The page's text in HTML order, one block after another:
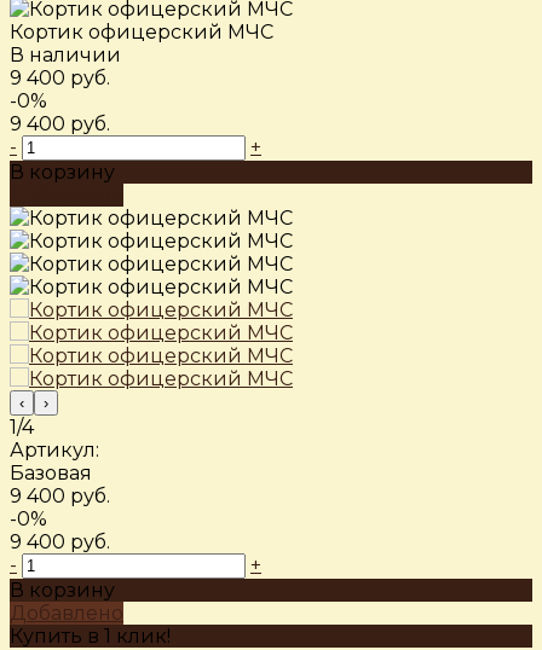
Кортик офицерский МЧС
В наличии
9 400 руб.
-0%
9 400 руб.
-
+
В корзину
‹ ›
1/4
Артикул:
Базовая
9 400 руб.
-0%
9 400 руб.
-
+
В корзину
Добавлено
Купить в 1 клик!